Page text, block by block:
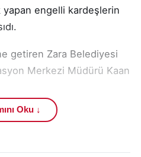
engelli kardeşlerin
getiren Zara Belediyesi
Merkezi Müdürü Kaan
çocuğumuz vardı. Bu
olan bir arkadaşımızla
Oku ↓